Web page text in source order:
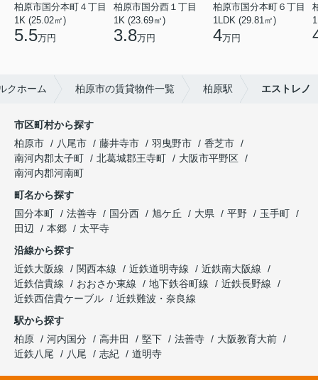
柏原市国分本町４丁目
1K (25.02㎡)
5.5万円
柏原市国分西１丁目
1K (23.69㎡)
3.8万円
柏原市国分本町６丁目
1LDK (29.81㎡)
4万円
クホーム 柏原市の賃貸物件一覧 柏原駅 エストレノ
市区町村から探す
柏原市
八尾市 藤井寺市 羽曳野市
香芝市
南河内郡太子町
北葛城郡王寺町
大阪市平野区
南河内郡河南町
町名から探す
国分本町
法善寺 国分西 旭ケ丘 大県 平野
玉手町
田辺
本郷
太平寺
沿線から探す
近鉄大阪線
関西本線 近鉄道明寺線
近鉄南大阪線
近鉄信貴線
おおさか東線 地下鉄谷町線
近鉄長野線
近鉄西信貴ケーブル
近鉄難波・奈良線
駅から探す
柏原
河内国分 高井田 堅下 法善寺
大阪教育大前
近鉄八尾
八尾 志紀 道明寺